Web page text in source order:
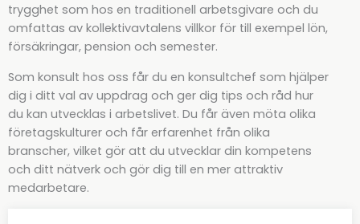
trygghet som hos en traditionell arbetsgivare och du
omfattas av kollektivavtalens villkor för till exempel lön,
försäkringar, pension och semester.
Som konsult hos oss får du en konsultchef som hjälper
dig i ditt val av uppdrag och ger dig tips och råd hur
du kan utvecklas i arbetslivet. Du får även möta olika
företagskulturer och får erfarenhet från olika
branscher, vilket gör att du utvecklar din kompetens
och ditt nätverk och gör dig till en mer attraktiv
medarbetare.